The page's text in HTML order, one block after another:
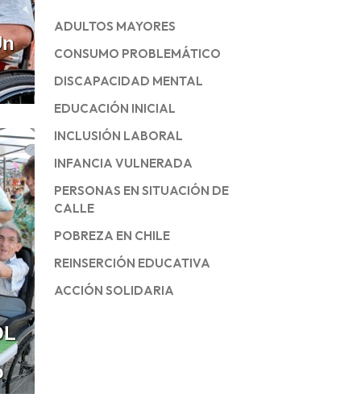
ADULTOS MAYORES
CONSUMO PROBLEMÁTICO
DISCAPACIDAD MENTAL
EDUCACIÓN INICIAL
INCLUSIÓN LABORAL
INFANCIA VULNERADA
PERSONAS EN SITUACIÓN DE
CALLE
POBREZA EN CHILE
REINSERCIÓN EDUCATIVA
ACCIÓN SOLIDARIA